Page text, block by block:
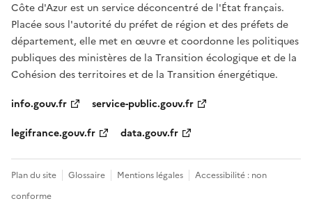
Côte d'Azur est un service déconcentré de l'État français.
Placée sous l'autorité du préfet de région et des préfets de
département, elle met en œuvre et coordonne les politiques
publiques des ministères de la Transition écologique et de la
Cohésion des territoires et de la Transition énergétique.
info.gouv.fr
service-public.gouv.fr
legifrance.gouv.fr
data.gouv.fr
Plan du site Glossaire Mentions légales
Accessibilité : non
conforme